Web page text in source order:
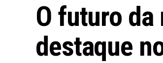
O futuro
destaque